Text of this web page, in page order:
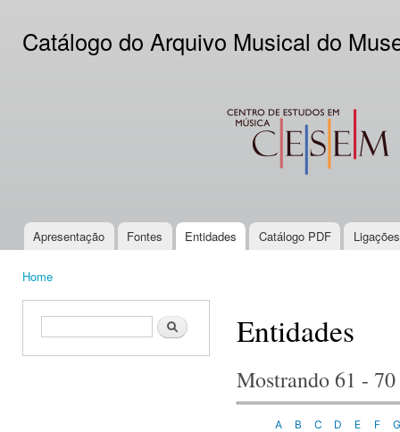
Catálogo do Arquivo Musical do
CESEM
Main menu
Apresentação Fontes Entidades Catálogo PDF
Home
Search form Search Entidades
Mostrando 61 -
A B C D E F G